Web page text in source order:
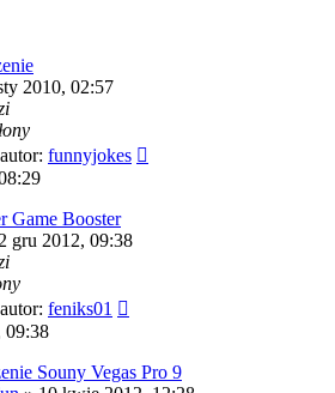
2010, 02:57
autor: funnyjokes
Game Booster
gru 2012, 09:38
autor: feniks01
09:38
Souny Vegas Pro 9